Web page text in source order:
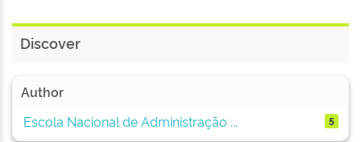
Discover
Author
Escola Nacional de Administração ...
5